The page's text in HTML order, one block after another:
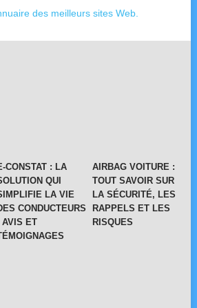
CONSTAT : LA
QUI
LA VIE
CONDUCTEURS
AVIS ET
AIRBAG VOITURE :
TOUT SAVOIR SUR
LA SÉCURITÉ, LES
RAPPELS ET LES
RISQUES